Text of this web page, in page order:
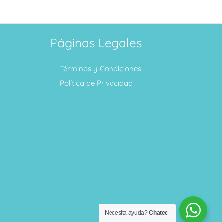
Páginas Legales
Términos y Condiciones
Política de Privacidad
Necesita ayuda?Chatee